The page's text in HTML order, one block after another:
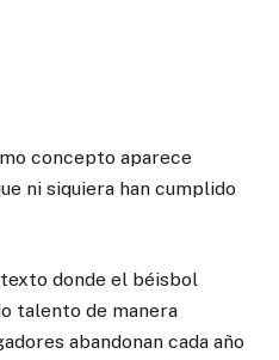
concepto aparece
ni siquiera han cumplido
donde el béisbol
talento de manera
abandonan cada año